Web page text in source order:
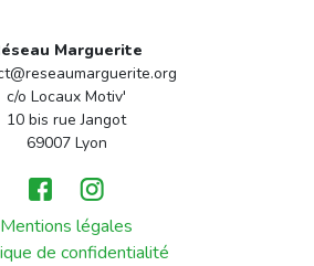
Marguerite
c/o Locaux Motiv'
10 bis rue Jangot
69007 Lyon
Mentions légales
de confidentialité